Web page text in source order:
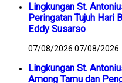
Lingkungan St.
Peringatan Tujuh Hari
Eddy Susarso
07/08/2026 07/08/2026
Lingkungan St.
Among Tamu dan